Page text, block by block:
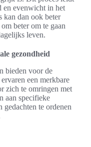
en evenwicht in het
kan dan ook beter
beter om te gaan
leven.
gezondheid
bieden voor de
een merkbare
zich te omringen met
aan specifieke
te ordenen